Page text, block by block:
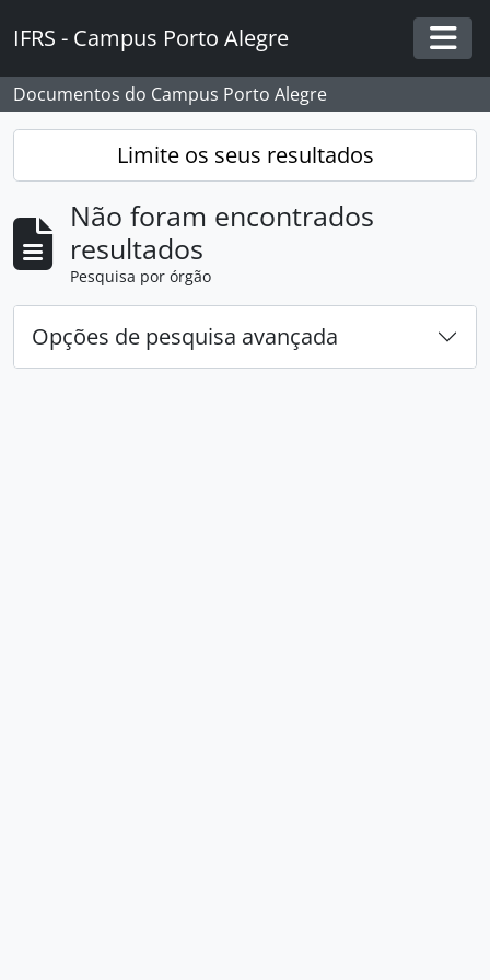
IFRS - Campus Porto Alegre
Documentos do Campus Porto Alegre
Limite os seus resultados
Não foram encontrados
resultados
Pesquisa por órgão
Opções de pesquisa avançada